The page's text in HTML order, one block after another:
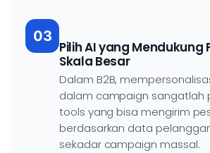
03
Pilih AI yang Mendukung
Skala Besar
Dalam B2B,
dalam campaign sangatlah
tools yang bisa mengirim
berdasarkan data
sekadar campaign massal.